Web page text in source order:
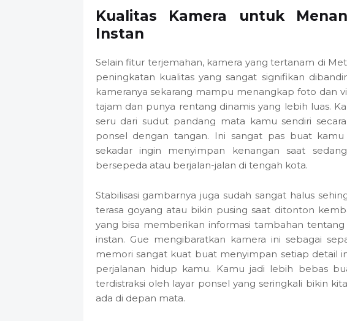
Kualitas Kamera untuk
Instan
Selain fitur terjemahan, kamera yang tertanam di
peningkatan kualitas yang sangat signifikan
kameranya sekarang mampu menangkap foto dan
tajam dan punya rentang dinamis yang lebih luas.
seru dari sudut pandang mata kamu sendiri
ponsel dengan tangan. Ini sangat pas buat
sekadar ingin menyimpan kenangan saat
bersepeda atau berjalan-jalan di tengah kota.
Stabilisasi gambarnya juga sudah sangat halus
terasa goyang atau bikin pusing saat ditonton
yang bisa memberikan informasi tambahan
instan. Gue mengibaratkan kamera ini sebagai
memori sangat kuat buat menyimpan setiap detail
perjalanan hidup kamu. Kamu jadi lebih bebas
terdistraksi oleh layar ponsel yang seringkali bikin
ada di depan mata.